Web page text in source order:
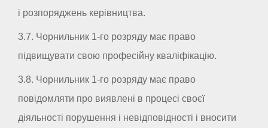
і розпоряджень керівництва.
3.7. Чорнильник 1-го розряду має право
підвищувати свою професійну кваліфікацію.
3.8. Чорнильник 1-го розряду має право
повідомляти про виявлені в процесі своєї
діяльності порушення і невідповідності і вносити